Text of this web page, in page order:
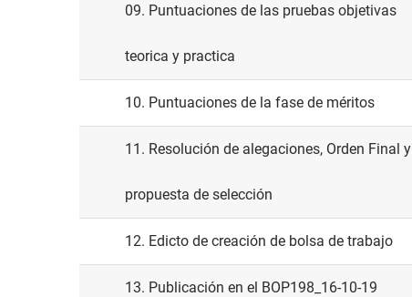
09. Puntuaciones de las pruebas objetivas
teorica y practica
10. Puntuaciones de la fase de méritos
11. Resolución de alegaciones, Orden Final y
propuesta de selección
12. Edicto de creación de bolsa de trabajo
13. Publicación en el BOP198_16-10-19